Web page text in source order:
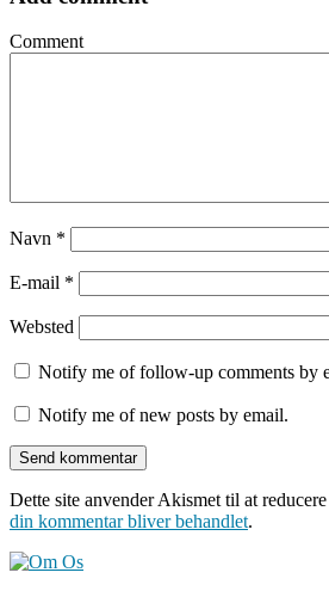
Comment
Navn *
E-mail *
Websted
Notify me of follow-up comments by
Notify me of new posts by email.
Dette site anvender Akismet til at reducere
din kommentar bliver behandlet.